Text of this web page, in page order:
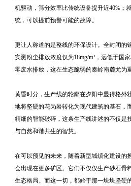
机驱动，筛分效率比传统设备提升近40%；
统，可以提前预警可能的故障。
更让人称道的是整线的环保设计。全封闭的
实测粉尘排放浓度仅为18mg/m³，远低于国
零废水排放，这在生态脆弱的秦岭南麓尤为
黄昏时分，生产线的轮廓在夕阳中显得格外
地将坚硬的花岗岩转化为现代建筑的基石，
精细的智能破碎，这条生产线讲述的不仅是
与自然和谐共生的智慧。
在可以预见的未来，随着新型城镇化建设的
会出现在更多矿区。它们不仅仅生产砂石骨
生态格局。而这一切，都始于那一块块坚硬